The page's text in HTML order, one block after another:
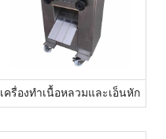
เครื่องทำเนื้อหลวมและเอ็นหัก